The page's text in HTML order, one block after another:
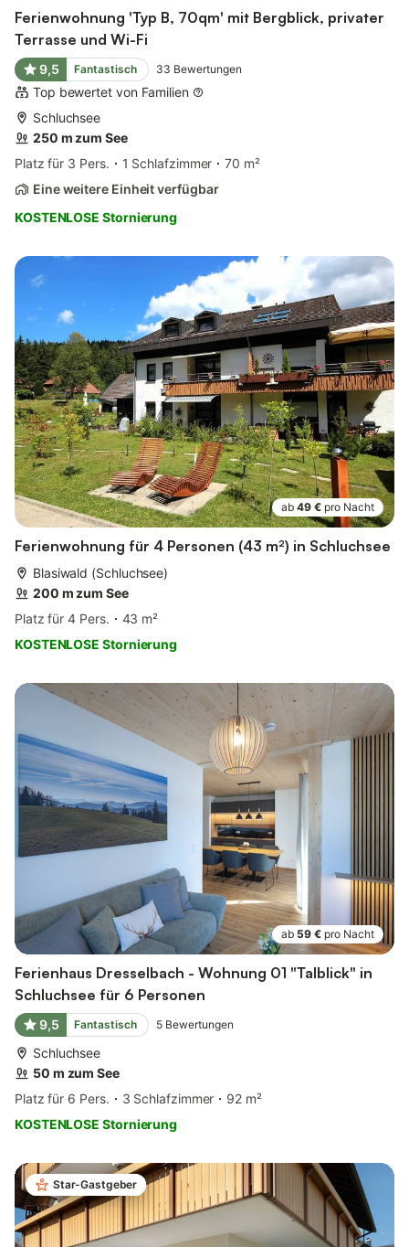
Ferienwohnung 'Typ B, 70qm' mit Bergblick, privater
Terrasse und Wi-Fi
9,5 Fantastisch 33 Bewertungen
Top bewertet von Familien
Schluchsee
250 m zum See
Platz für 3 Pers.
1 Schlafzimmer
70 m²
Eine weitere Einheit verfügbar
KOSTENLOSE Stornierung
ab 49 € pro Nacht
Ferienwohnung für 4 Personen (43 m²) in Schluchsee
Blasiwald (Schluchsee)
200 m zum See
Platz für 4 Pers.
43 m²
KOSTENLOSE Stornierung
ab 59 € pro Nacht
Ferienhaus Dresselbach - Wohnung 01 "Talblick" in
Schluchsee für 6 Personen
9,5 Fantastisch 5 Bewertungen
Schluchsee
50 m zum See
Platz für 6 Pers.
3 Schlafzimmer
92 m²
KOSTENLOSE Stornierung
Star-Gastgeber